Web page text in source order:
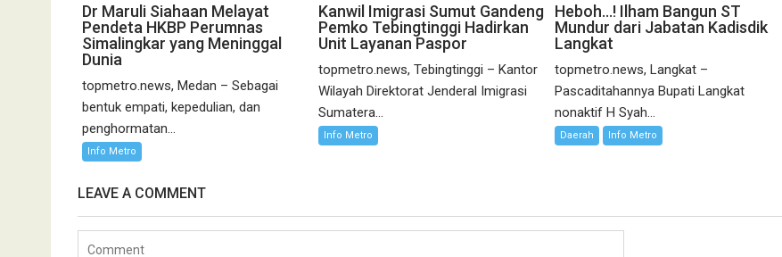
Dr Maruli Siahaan Melayat
Pendeta HKBP Perumnas
Simalingkar yang Meninggal
Dunia
topmetro.news, Medan – Sebagai
bentuk empati, kepedulian, dan
penghormatan...
Info Metro
Kanwil Imigrasi Sumut Gandeng
Pemko Tebingtinggi Hadirkan
Unit Layanan Paspor
topmetro.news, Tebingtinggi – Kantor
Wilayah Direktorat Jenderal Imigrasi
Sumatera...
Info Metro
Heboh…! Ilham Bangun ST
Mundur dari Jabatan Kadisdik
Langkat
topmetro.news, Langkat –
Pascaditahannya Bupati Langkat
nonaktif H Syah...
Daerah Info Metro
LEAVE A COMMENT